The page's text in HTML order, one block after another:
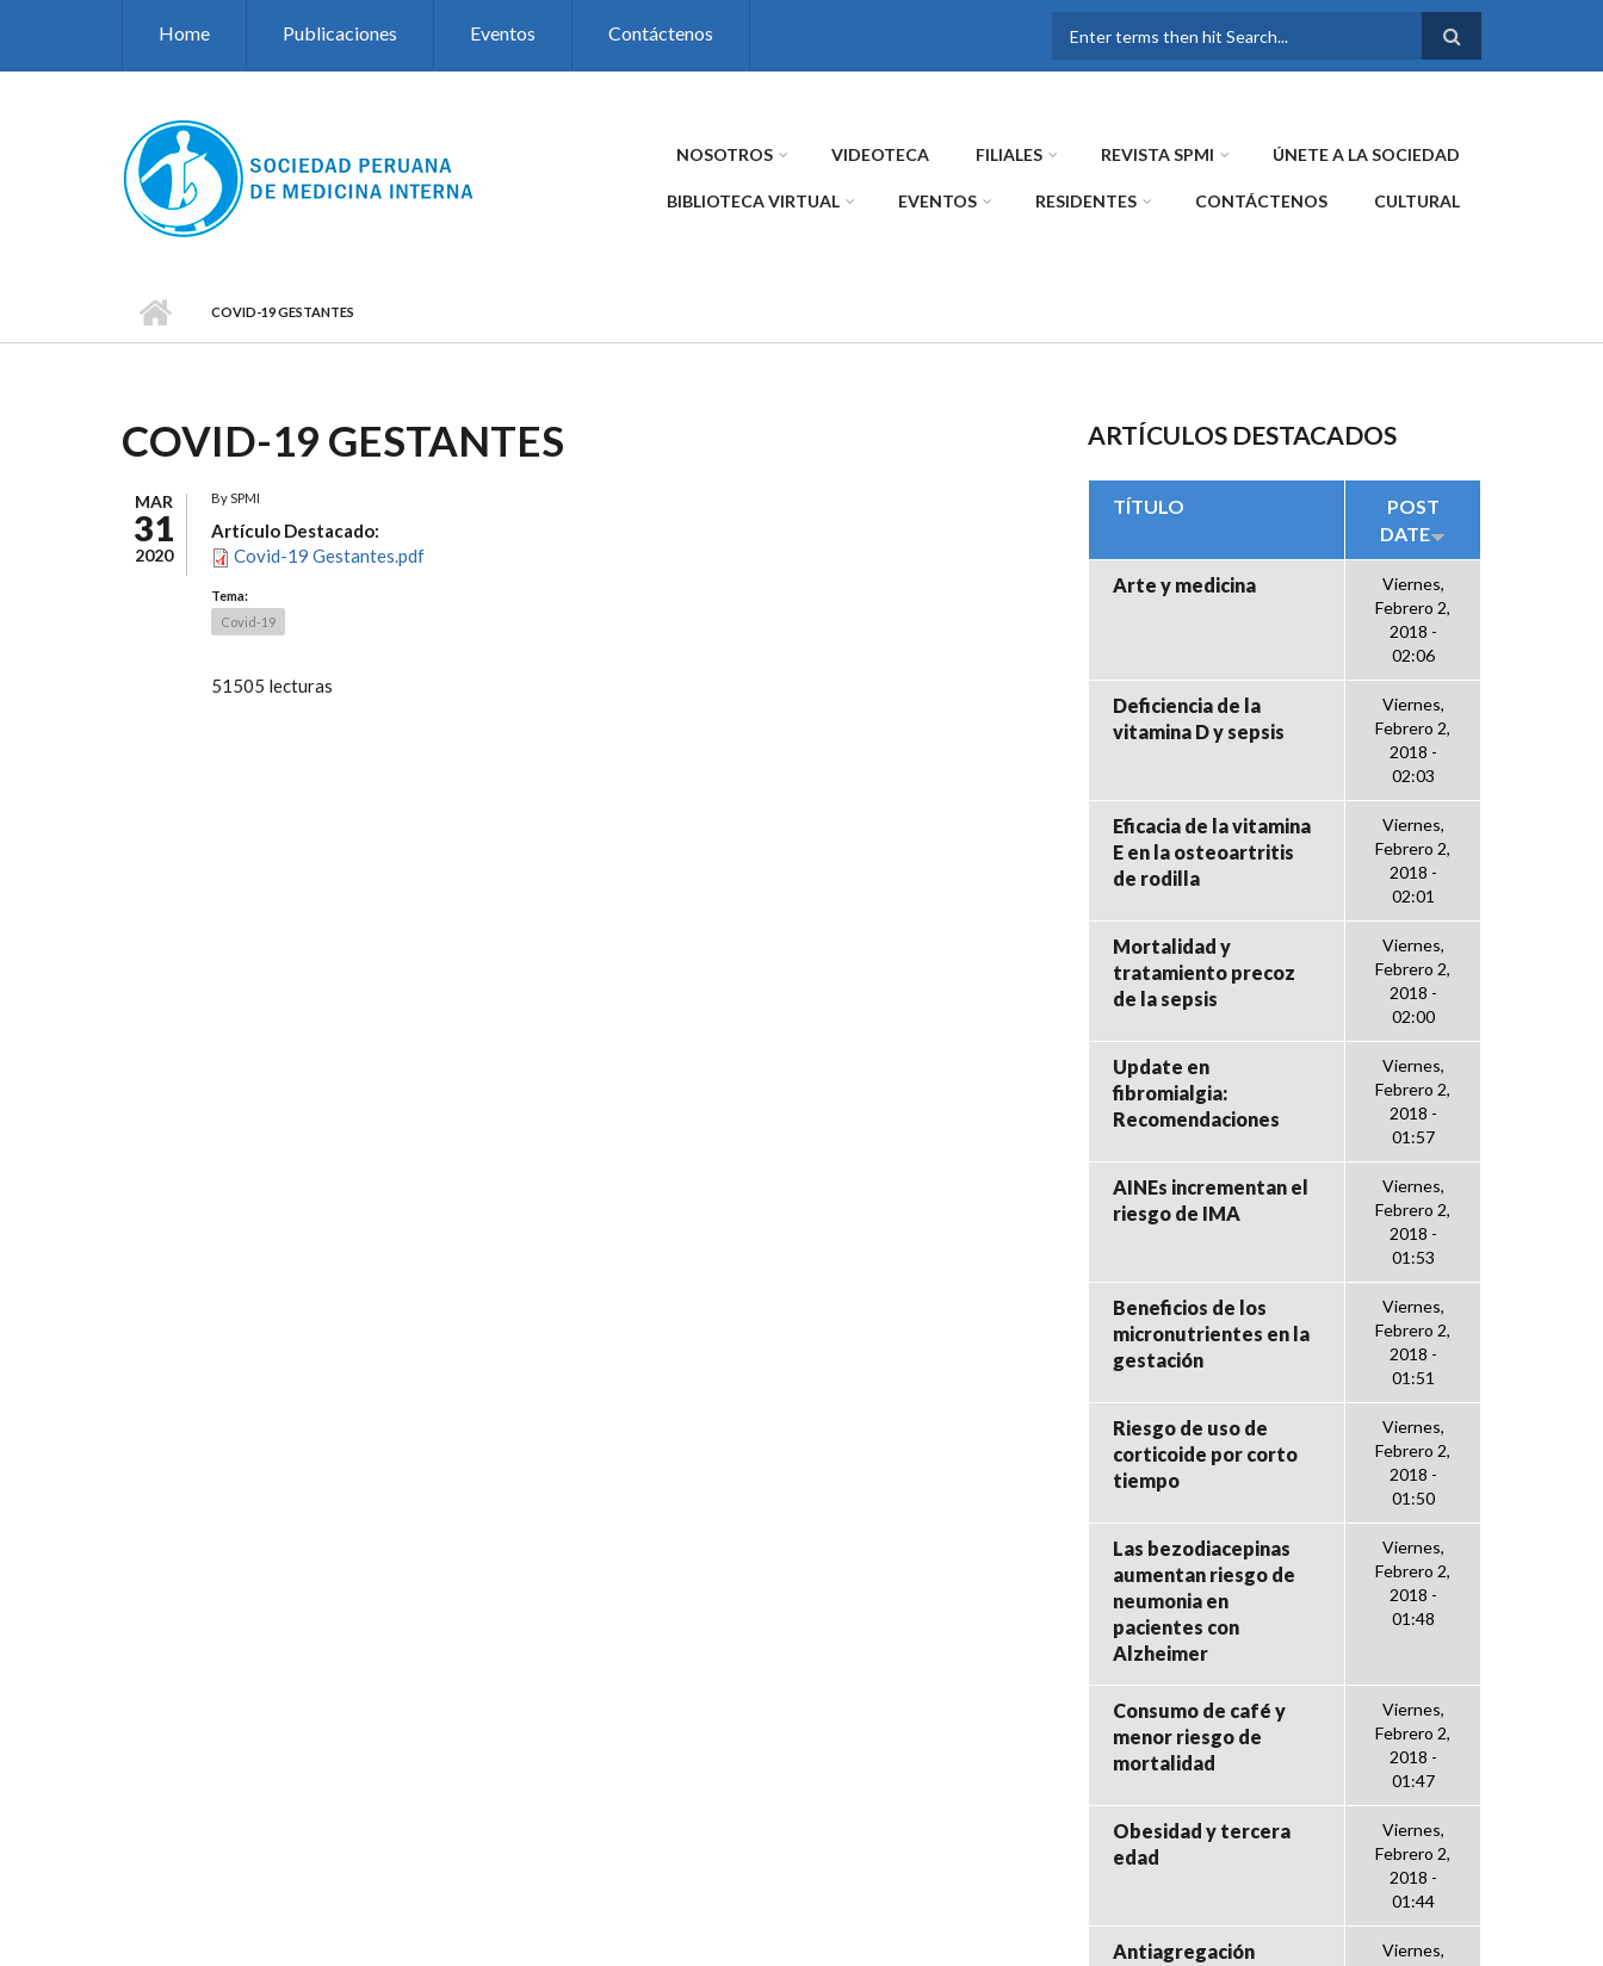
Home Publicaciones Eventos Contáctenos
FORMULARIO DE
NOSOTROS VIDEOTECA FILIALES REVISTA SPMI ÚNETE A LA SOCIEDAD
BIBLIOTECA VIRTUAL EVENTOS RESIDENTES CONTÁCTENOS CULTURAL
COVID-19 GESTANTES
COVID-19 GESTANTES
MAR
31
2020
BySPMI
Artículo Destacado:
Covid-19 Gestantes.pdf
Tema:
Covid-19
51505 lecturas
ARTÍCULOS DESTACADOS
TÍTULO
POST
DATE
Arte y medicina
Viernes,
Febrero 2,
2018 -
02:06
Deficiencia de la
vitamina D y sepsis
Viernes,
Febrero 2,
2018 -
02:03
Eficacia de la vitamina
E en la osteoartritis
de rodilla
Viernes,
Febrero 2,
2018 -
02:01
Mortalidad y
tratamiento precoz
de la sepsis
Viernes,
Febrero 2,
2018 -
02:00
Update en
fibromialgia:
Recomendaciones
Viernes,
Febrero 2,
2018 -
01:57
AINEs incrementan el
riesgo de IMA
Viernes,
Febrero 2,
2018 -
01:53
Beneficios de los
micronutrientes en la
gestación
Viernes,
Febrero 2,
2018 -
01:51
Riesgo de uso de
corticoide por corto
tiempo
Viernes,
Febrero 2,
2018 -
01:50
Las bezodiacepinas
aumentan riesgo de
neumonia en
pacientes con
Alzheimer
Viernes,
Febrero 2,
2018 -
01:48
Consumo de café y
menor riesgo de
mortalidad
Viernes,
Febrero 2,
2018 -
01:47
Obesidad y tercera
edad
Viernes,
Febrero 2,
2018 -
01:44
Antiagregación
Viernes,